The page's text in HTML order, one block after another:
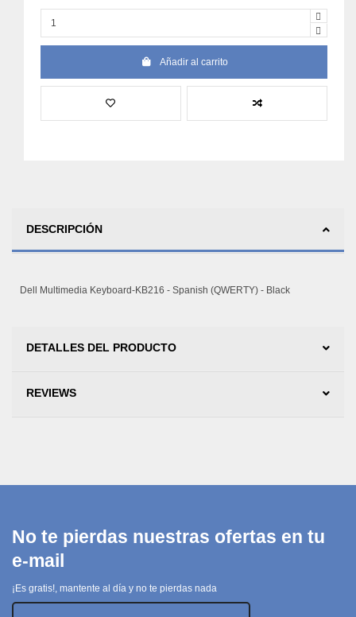
Añadir al carrito
DESCRIPCIÓN
Dell Multimedia Keyboard-KB216 - Spanish (QWERTY) - Black
DETALLES DEL PRODUCTO
REVIEWS
No te pierdas nuestras ofertas en tu
e-mail
¡Es gratis!, mantente al día y no te pierdas nada